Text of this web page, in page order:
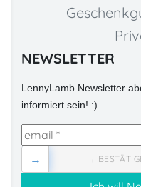
NEWSLETTER
LennyLamb Newsletter
informiert sein! :)
→
→